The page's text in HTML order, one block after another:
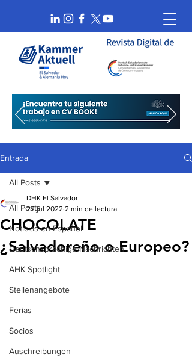
Entrada
All Posts
Noticias en Español
Deutschsprachige Nachrichten
AHK Spotlight
Stellenangebote
Ferias
Socios
Auschreibungen
All Posts
CHOCOLATE
¿Salvadoreño o Europeo?
DHK El Salvador
22 jul 2022 2 min de lectura